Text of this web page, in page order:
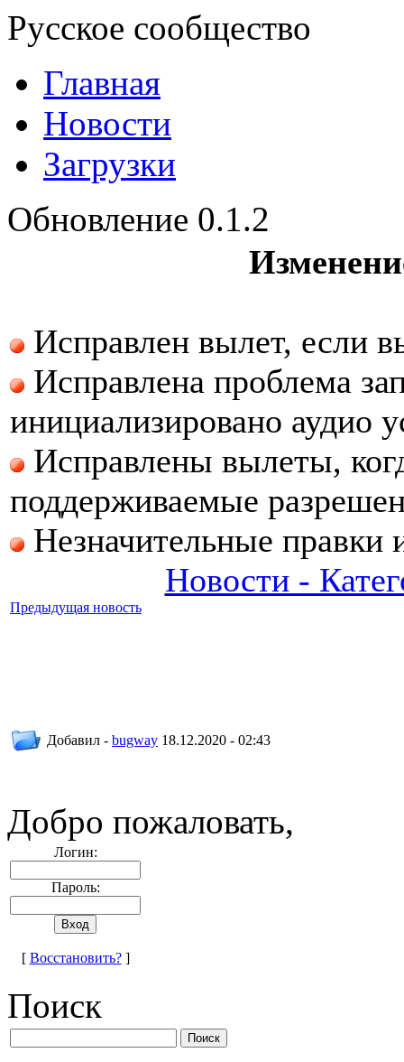
Русское сообщество
Главная
Новости
Загрузки
Обновление 0.1.2
Исправлен вылет, если
Исправлена проблема
инициализировано аудио
Исправлены вылеты,
поддерживаемые
Незначительные правки
Новости -
Предыдущая новость
Добавил - bugway 18.12.2020 - 02:43
Добро пожаловать,
Логин:
Пароль:
[ Восстановить?]
Поиск